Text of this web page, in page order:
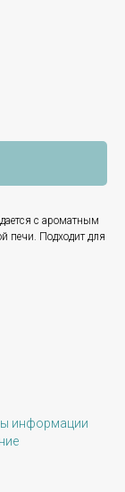
с ароматным
печи. Подходит для
информации